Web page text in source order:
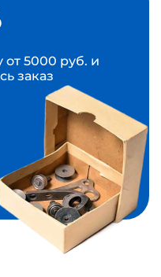
5000 руб. и
заказ